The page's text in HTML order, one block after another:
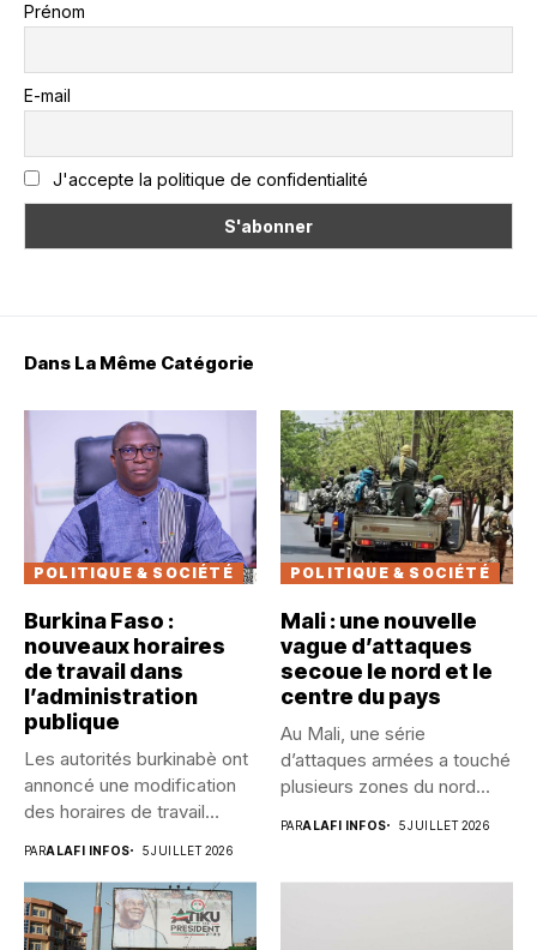
Prénom
E-mail
J'accepte la politique de confidentialité
Dans La Même Catégorie
POLITIQUE & SOCIÉTÉ
Burkina Faso :
nouveaux horaires
de travail dans
l’administration
publique
Les autorités burkinabè ont
annoncé une modification
des horaires de travail
PARALAFI INFOS 5 JUILLET 2026
POLITIQUE & SOCIÉTÉ
Mali : une nouvelle
vague d’attaques
secoue le nord et le
centre du pays
Au Mali, une série
d’attaques armées a touché
plusieurs zones du nord...
PARALAFI INFOS 5 JUILLET 2026